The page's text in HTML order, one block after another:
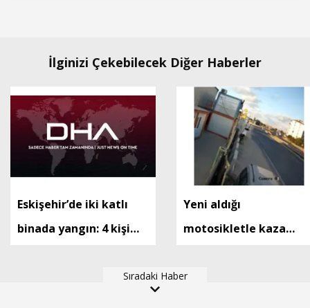
İlginizi Çekebilecek Diğer Haberler
Eskişehir’de iki katlı
binada yangın: 4 kişi
Yeni aldığı
motosikletle kaza
anlar kamerada
Sıradaki Haber